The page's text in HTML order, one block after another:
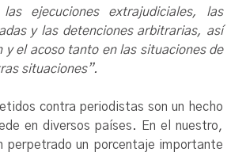
ejecuciones extrajudiciales, las
y las detenciones arbitrarias, así
y el acoso tanto en las situaciones de
situaciones”.
contra periodistas son un hecho
en diversos países. En el nuestro,
perpetrado un porcentaje importante